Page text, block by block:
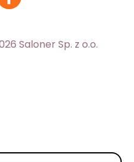
Saloner Sp. z o.o.